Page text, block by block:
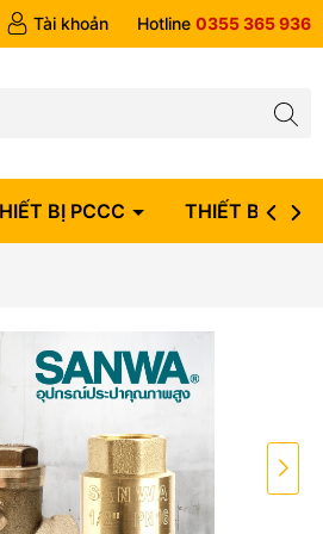
Tài khoản Hotline 0355 365 936
BỊ PCCC THIẾT BỊ ĐIỆN